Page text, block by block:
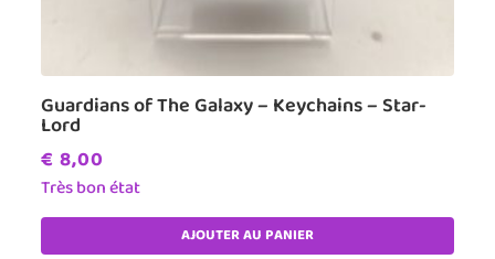
Guardians of The Galaxy – Keychains – Star-
Lord
€ 8,00
Très bon état
AJOUTER AU PANIER